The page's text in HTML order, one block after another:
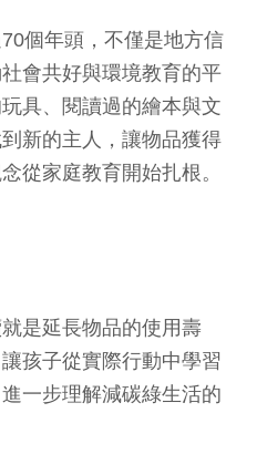
個年頭，不僅是地方信
會共好與環境教育的平
具、閱讀過的繪本與文
新的主人，讓物品獲得
從家庭教育開始扎根。
是延長物品的使用壽
孩子從實際行動中學習
一步理解減碳綠生活的